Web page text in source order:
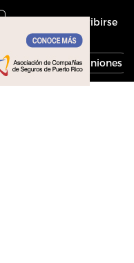
Inscribirse
Economía Opiniones